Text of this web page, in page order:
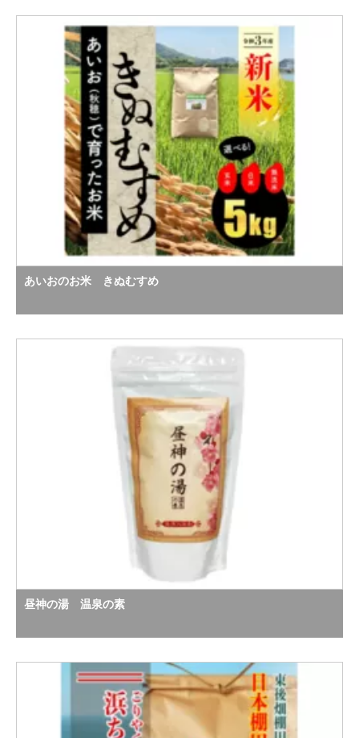
あいおのお米 きぬむすめ
昼神の湯 温泉の素